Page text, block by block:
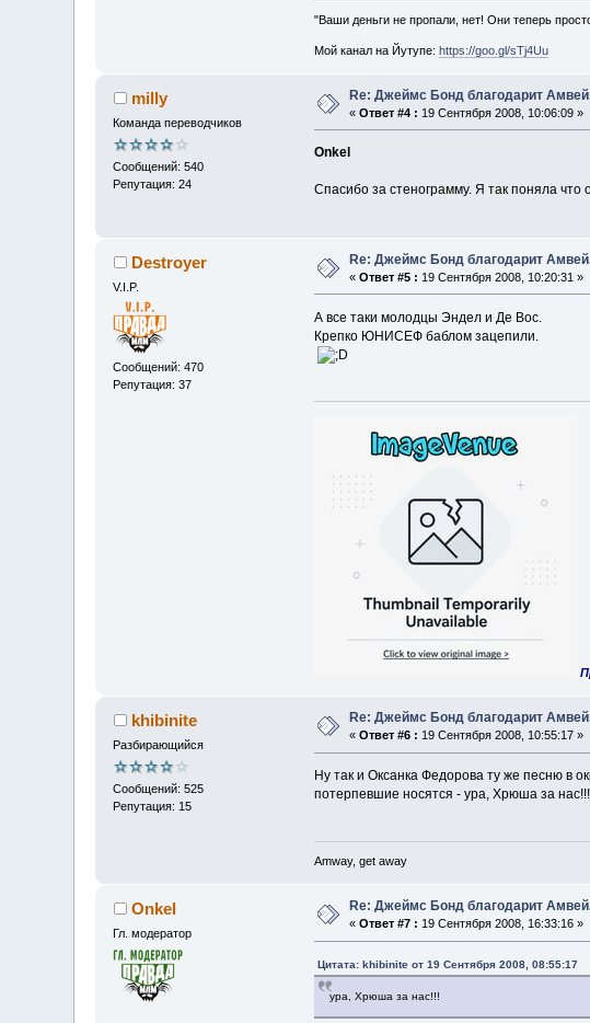
"Ваши деньги не пропали, нет! Они теперь
Мой канал на Йутупе: https://goo.gl/sTj4Uu
milly
Команда переводчиков
Сообщений: 540
Репутация: 24
Re: Джеймс Бонд благодарит
«Ответ #4 : 19 Сентября 2008, 10:06:09 »
Onkel
Спасибо за стенограмму. Я так поняла
Destroyer
V.I.P.
Сообщений: 470
Репутация: 37
Re: Джеймс Бонд благодарит
«Ответ #5 : 19 Сентября 2008, 10:20:31 »
А все таки молодцы Эндел и Де Вос.
Крепко ЮНИСЕФ баблом зацепили.
khibinite
Разбирающийся
Сообщений: 525
Репутация: 15
Re: Джеймс Бонд благодарит
«Ответ #6 : 19 Сентября 2008, 10:55:17 »
Ну так и Оксанка Федорова ту же песню в
потерпевшие носятся - ура, Хрюша за нас!!!
Amway, get away
Onkel
Гл. модератор
Re: Джеймс Бонд благодарит
«Ответ #7 : 19 Сентября 2008, 16:33:16 »
Цитата: khibinite от 19 Сентября 2008, 08:55:17
ура, Хрюша за нас!!!